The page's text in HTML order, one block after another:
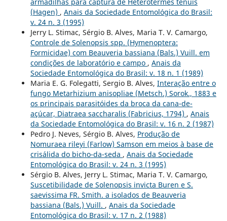
armadilhas para captura de Heterotermes tenuis
(Hagen) , Anais da Sociedade Entomológica do Brasil:
v. 24 n. 3 (1995)
Jerry L. Stimac, Sérgio B. Alves, Maria T. V. Camargo,
Controle de Solenopsis spp. (Hymenoptera:
Formicidae) com Beauveria bassiana (Bals.) Vuill. em
condições de laboratório e campo , Anais da
Sociedade Entomológica do Brasil: v. 18 n. 1 (1989)
Maria E. G. Folegatti, Sergio B. Alves, Interação entre o
fungo Metarhizium anisopliae (Metsch.) Sorok., 1883 e
os principais parasitóides da broca da cana-de-
açúcar, Diatraea saccharalis (Fabricius, 1794) , Anais
da Sociedade Entomológica do Brasil: v. 16 n. 2 (1987)
Pedro J. Neves, Sérgio B. Alves, Produção de
Nomuraea rileyi (Farlow) Samson em meios à base de
crisálida do bicho-da-seda , Anais da Sociedade
Entomológica do Brasil: v. 24 n. 3 (1995)
Sérgio B. Alves, Jerry L. Stimac, Maria T. V. Camargo,
Suscetibilidade de Solenopsis invicta Buren e S.
saevissima FR. Smith. a isolados de Beauveria
bassiana (Bals.) Vuill. , Anais da Sociedade
Entomológica do Brasil: v. 17 n. 2 (1988)